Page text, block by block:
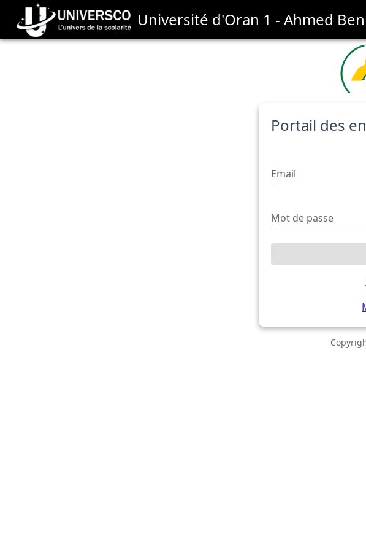
Université d'Oran 1 - Ahmed
Portail des
Email
Mot de passe